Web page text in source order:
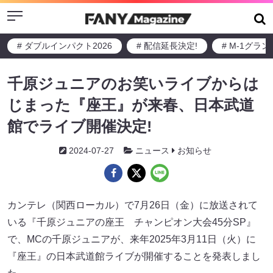
Menu
# ダブルインパクト2026 # 配信延長決定! # M-1グラン
千原ジュニアのお笑いライブからは
じまった『座王』が来春、日本武道
館でライブ開催決定!
2024-07-27 ニュース お知らせ
カンテレ（関西ローカル）で7月26日（金）に放送されて
いる『千原ジュニアの座王 チャンピオン大会45分SP』
で、MCの千原ジュニアが、来年2025年3月11日（火）に
『座王』の日本武道館ライブが開催することを発表しまし